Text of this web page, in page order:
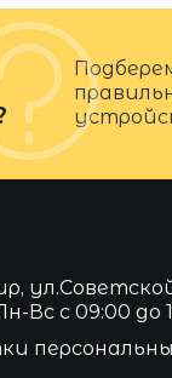
Вс с 09:00 до